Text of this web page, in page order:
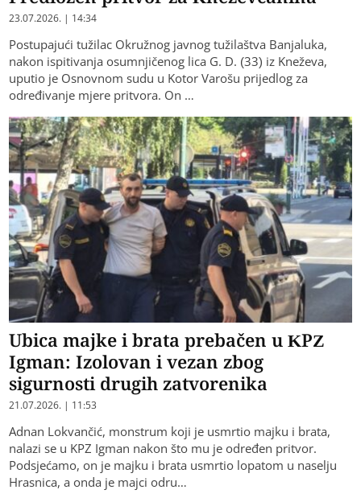
23.07.2026. | 14:34
Postupajući tužilac Okružnog javnog tužilaštva Banjaluka,
nakon ispitivanja osumnjičenog lica G. D. (33) iz Kneževa,
uputio je Osnovnom sudu u Kotor Varošu prijedlog za
određivanje mjere pritvora. On …
Ubica majke i brata prebačen u KPZ
Igman: Izolovan i vezan zbog
sigurnosti drugih zatvorenika
21.07.2026. | 11:53
Adnan Lokvančić, monstrum koji je usmrtio majku i brata,
nalazi se u KPZ Igman nakon što mu je određen pritvor.
Podsjećamo, on je majku i brata usmrtio lopatom u naselju
Hrasnica, a onda je majci odru…